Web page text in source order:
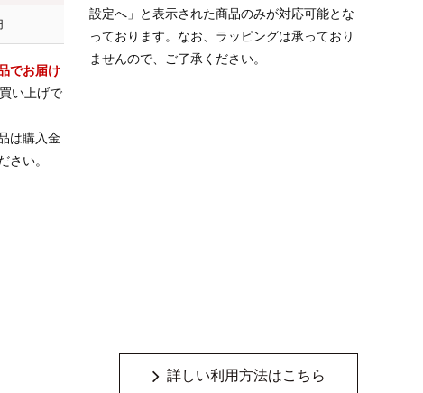
でお届け
い上げで
は購入金
さい。
設定へ」と表示された商品のみが対応可能とな
っております。なお、ラッピングは承っており
ませんので、ご了承ください。
詳しい利用方法はこちら